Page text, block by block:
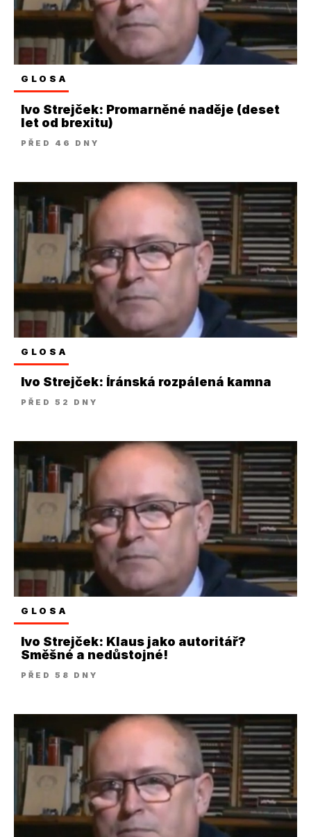
GLOSA
Ivo Strejček: Promarněné naděje (deset
let od brexitu)
PŘED 46 DNY
GLOSA
Ivo Strejček: Íránská rozpálená kamna
PŘED 52 DNY
GLOSA
Ivo Strejček: Klaus jako autoritář?
Směšné a nedůstojné!
PŘED 58 DNY